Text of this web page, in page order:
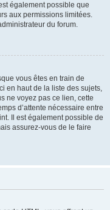
également possible que
aux permissions limitées.
du forum.
vous êtes en train de
en haut de la liste des sujets,
ne voyez pas ce lien, cette
d’attente nécessaire entre
Il est également possible de
assurez-vous de le faire